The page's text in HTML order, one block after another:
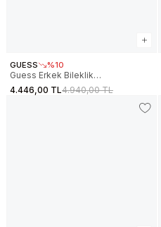
GUESS %10
Guess Erkek Bileklik
JGUJUMB05009JWSTS
4.446,00 TL4.940,00 TL